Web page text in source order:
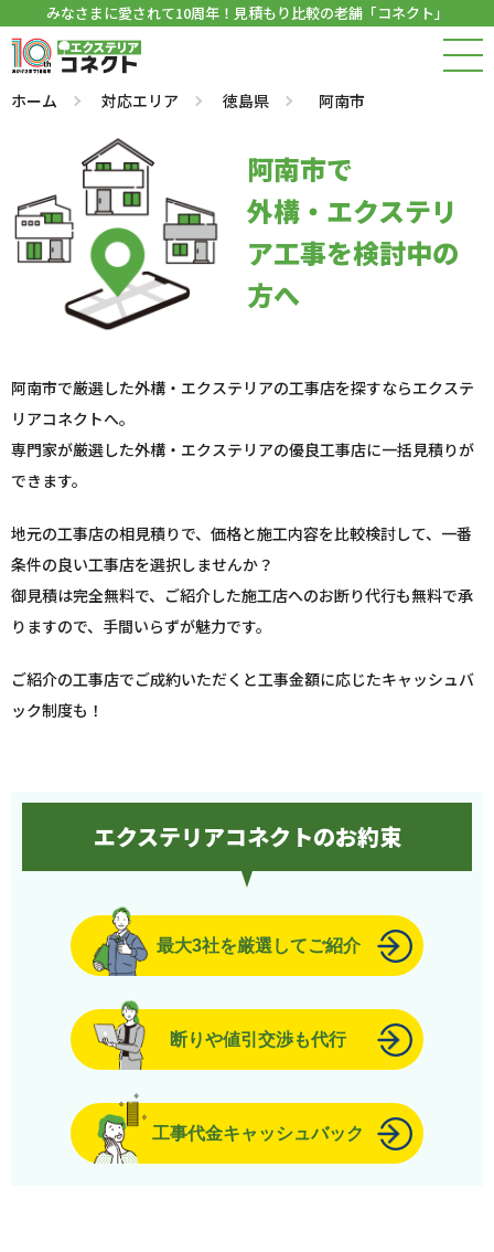
みなさまに愛されて10周年！見積もり比較の老舗「コネクト」
ホーム 対応エリア 徳島県 阿南市
阿南市で
外構・エクステリ
ア工事を検討中の
方へ
阿南市で厳選した外構・エクステリアの工事店を探すならエクステ
リアコネクトへ。
専門家が厳選した外構・エクステリアの優良工事店に一括見積りが
できます。
地元の工事店の相見積りで、価格と施工内容を比較検討して、一番
条件の良い工事店を選択しませんか？
御見積は完全無料で、ご紹介した施工店へのお断り代行も無料で承
りますので、手間いらずが魅力です。
ご紹介の工事店でご成約いただくと工事金額に応じたキャッシュバ
ック制度も！
エクステリアコネクトのお約束
最大3社を厳選してご紹介
断りや値引交渉も代行
工事代金キャッシュバック